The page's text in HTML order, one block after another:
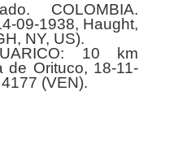
COLOMBIA.
09-1938, Haught,
NY, US).
10 km
de Orituco, 18-11-